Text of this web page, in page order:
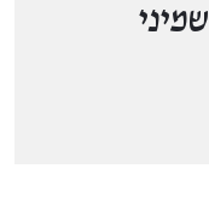
שמיני